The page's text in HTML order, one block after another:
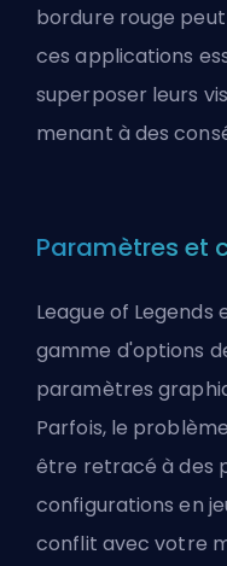
bordure rouge
ces applications
superposer leurs
menant à des
Paramètres et
League of Legends
gamme d'options
paramètres
Parfois, le
être retracé à des
configurations en
conflit avec votre